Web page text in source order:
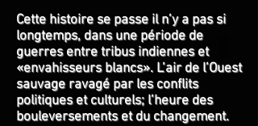
Cette histoire se passe il n’y a pas si
longtemps, dans une période de
guerres entre tribus indiennes et
«envahisseurs blancs». L’air de l’Ouest
sauvage ravagé par les conflits
politiques et culturels; l’heure des
bouleversements et du changement.